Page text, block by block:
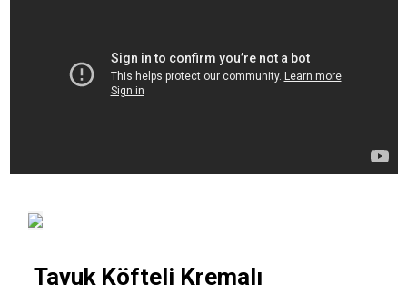
Tavuk Köfteli Kremalı